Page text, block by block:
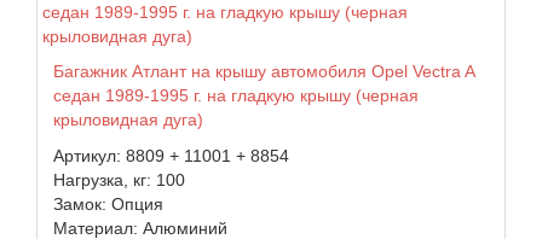
Багажник Атлант на крышу автомобиля Opel Vectra A
седан 1989-1995 г. на гладкую крышу (черная
крыловидная дуга)
Артикул: 8809 + 11001 + 8854
Нагрузка, кг: 100
Замок: Опция
Материал: Алюминий